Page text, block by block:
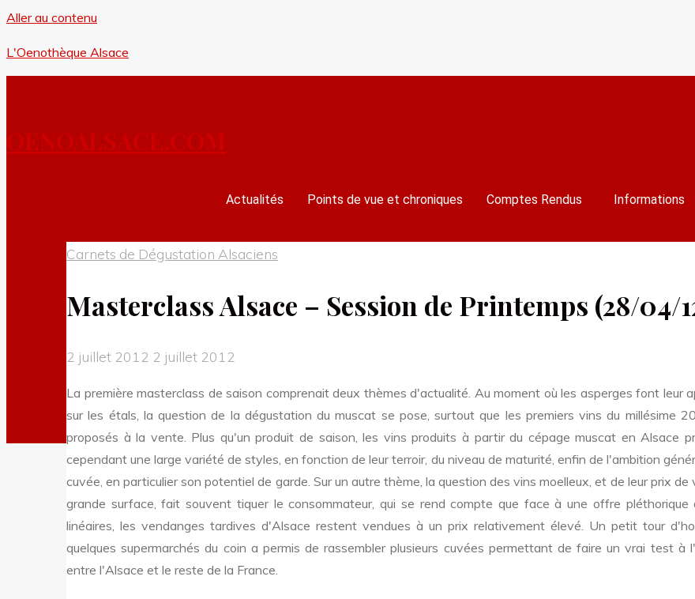
Aller au contenu
L'Oenothèque Alsace
OENOALSACE.COM
Actualités Points de vue et chroniques Comptes Rendus Informations
Carnets de Dégustation Alsaciens
Masterclass Alsace – Session de Printemps (28/04/
2 juillet 2012 2 juillet 2012
La première masterclass de saison comprenait deux thèmes d'actualité. Au moment où les asperges font leur
sur les étals, la question de la dégustation du muscat se pose, surtout que les premiers vins du millésime
proposés à la vente. Plus qu'un produit de saison, les vins produits à partir du cépage muscat en Alsace
cependant une large variété de styles, en fonction de leur terroir, du niveau de maturité, enfin de l'ambition
cuvée, en particulier son potentiel de garde. Sur un autre thème, la question des vins moelleux, et de leur prix de
grande surface, fait souvent tiquer le consommateur, qui se rend compte que face à une offre pléthorique
linéaires, les vendanges tardives d'Alsace restent vendues à un prix relativement élevé. Un petit tour
quelques supermarchés du coin a permis de rassembler plusieurs cuvées permettant de faire un vrai test à
entre l'Alsace et le reste de la France.